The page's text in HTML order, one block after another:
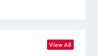
View All